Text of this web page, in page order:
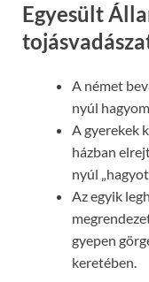
Egyesült
A német
nyúl
A gyerekek
házban
nyúl
Az egyik
gyepen
keretében.